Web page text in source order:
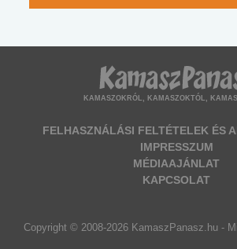
KAMASZOKRÓL, KAMASZOKTÓL,
FELHASZNÁLÁSI FELTÉTELEK ÉS
IMPRESSZUM
MÉDIAAJÁNLAT
KAPCSOLAT
Copyright © 2008-2026 KamaszPanasz.hu -